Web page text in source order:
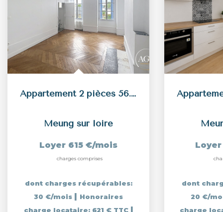
Appartement 2 pièces 56.45 m2 - Proche centre-ville
Meung sur loire
Loyer 615 €/mois
charges comprises
dont charges récupérables:
30 €/mois | Honoraires
charge locataire: 621 € TTC |
dont
20 €/
charge